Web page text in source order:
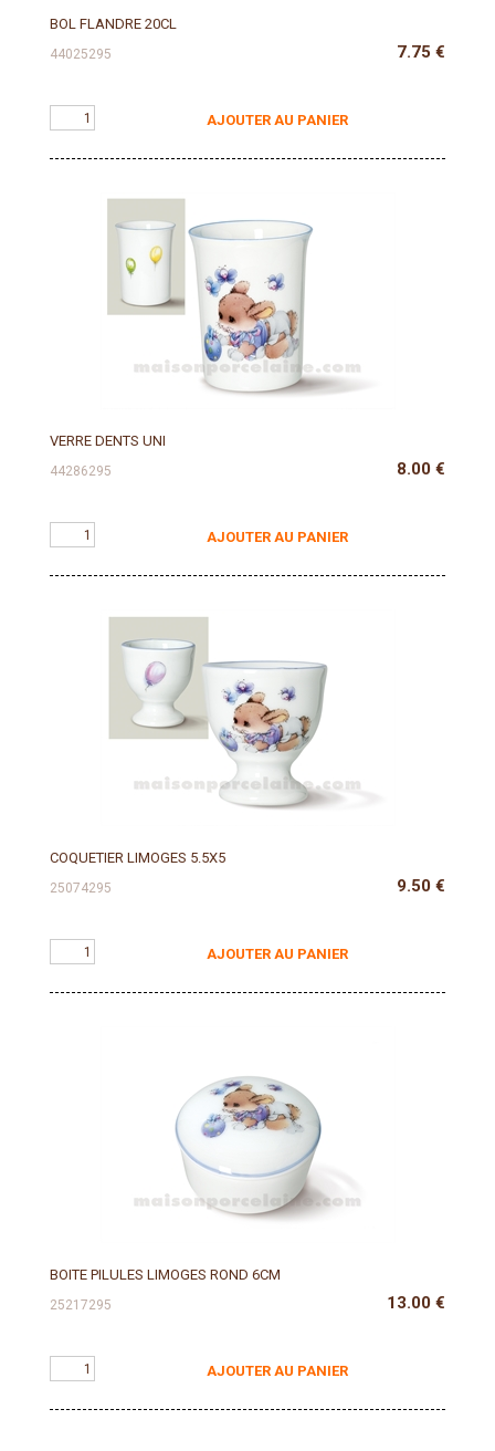
BOL FLANDRE 20CL
44025295 7.75 €
AJOUTER AU PANIER
VERRE DENTS UNI
44286295 8.00 €
AJOUTER AU PANIER
COQUETIER LIMOGES 5.5X5
25074295 9.50 €
AJOUTER AU PANIER
BOITE PILULES LIMOGES ROND 6CM
25217295 13.00 €
AJOUTER AU PANIER